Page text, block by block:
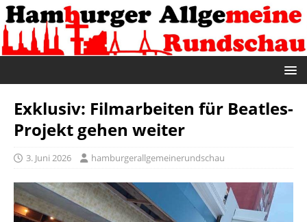
Exklusiv: Filmarbeiten für Beatles-
Projekt gehen weiter
3. Juni 2026 hamburgerallgemeinerundschau